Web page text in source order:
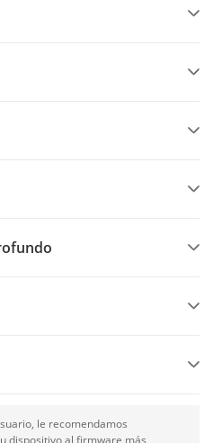
le recomendamos
dispositivo al firmware más